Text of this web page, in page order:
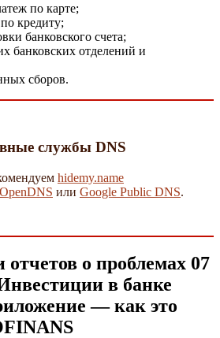
по карте;
кредиту;
банковского счета;
банковских отделений и
сборов.
службы DNS
hidemy.name
OpenDNS или Google Public DNS.
отчетов о проблемах 07
в банке
— как это